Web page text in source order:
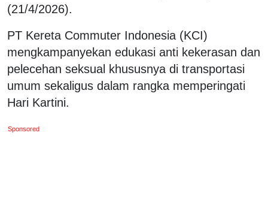
(21/4/2026).
PT Kereta Commuter Indonesia (KCI)
mengkampanyekan edukasi anti kekerasan dan
pelecehan seksual khususnya di transportasi
umum sekaligus dalam rangka memperingati
Hari Kartini.
Sponsored